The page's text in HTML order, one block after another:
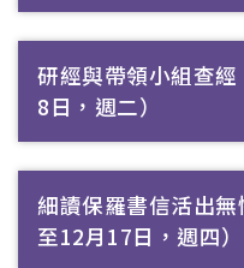
研經與帶領小組查
8日，週二）
細讀保羅書信活出
至12月17日，週四）